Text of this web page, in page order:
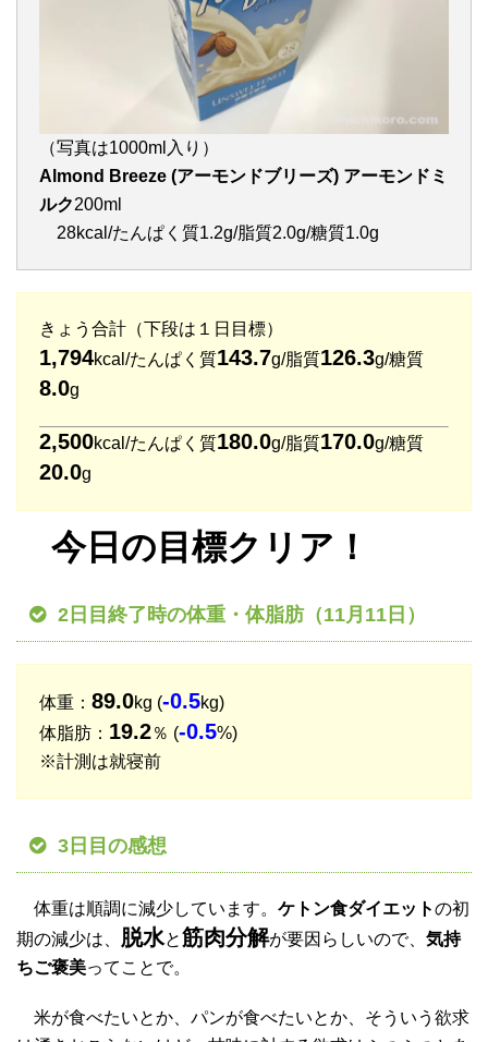
（写真は1000ml入り）
Almond Breeze (アーモンドブリーズ) アーモンドミ
ルク200ml
28kcal/たんぱく質1.2g/脂質2.0g/糖質1.0g
きょう合計（下段は１日目標）
1,794kcal/たんぱく質143.7g/脂質126.3g/糖質
8.0g
2,500kcal/たんぱく質180.0g/脂質170.0g/糖質
20.0g
今日の目標クリア！
2日目終了時の体重・体脂肪（11月11日）
体重： 89.0kg (-0.5kg)
体脂肪： 19.2％ (-0.5%)
※計測は就寝前
3日目の感想
体重は順調に減少しています。 ケトン食ダイエットの初
期の減少は、 脱水と筋肉分解が要因らしいので、 気持
ちご褒美ってことで。
米が食べたいとか、パンが食べたいとか、そういう欲求